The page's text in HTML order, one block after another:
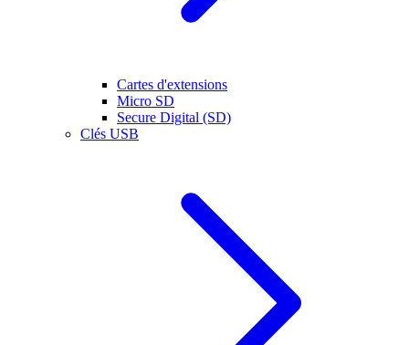
Cartes d'extensions
Micro SD
Secure Digital (SD)
Clés USB